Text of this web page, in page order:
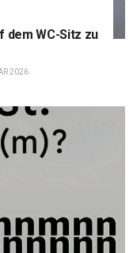
dem WC-Sitz zu
2026